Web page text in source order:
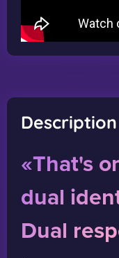
Description
«That's
dual
Dual